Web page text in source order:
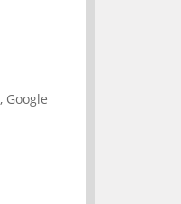
Google